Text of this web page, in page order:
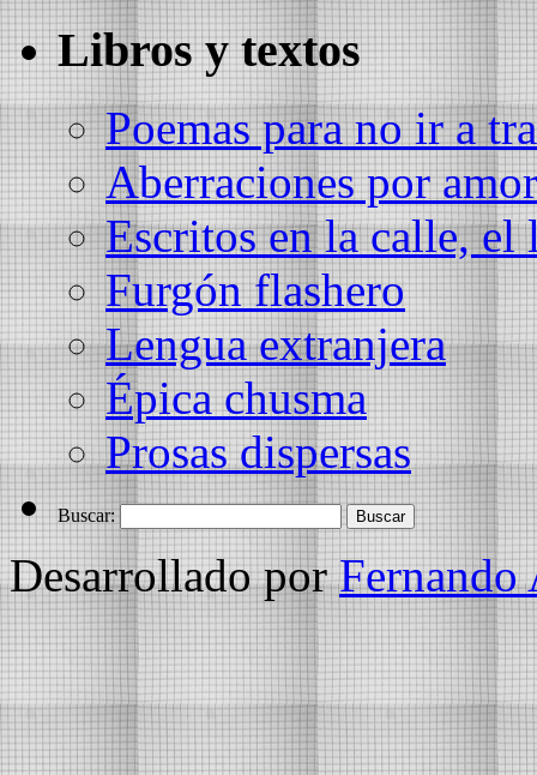
Libros y textos
Poemas para no ir a
Aberraciones por amor
Escritos en la calle, el
Furgón flashero
Lengua extranjera
Épica chusma
Prosas dispersas
Buscar:
Desarrollado porFernando